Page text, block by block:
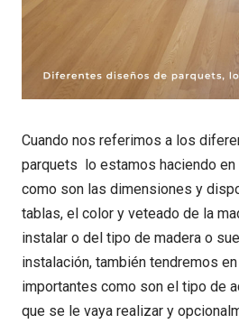
Cuando nos referimos a los
parquets lo estamos haciendo
como son las dimensiones y
tablas, el color y veteado de la
instalar o del tipo de madera o
instalación, también tendremos
importantes como son el tipo de
que se le vaya realizar y